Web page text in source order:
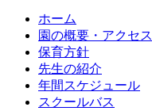
ホーム
園の概要・アクセス
保育方針
先生の紹介
年間スケジュール
スクールバス